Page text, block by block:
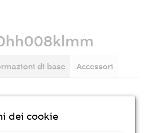
di base Accessori
dei cookie